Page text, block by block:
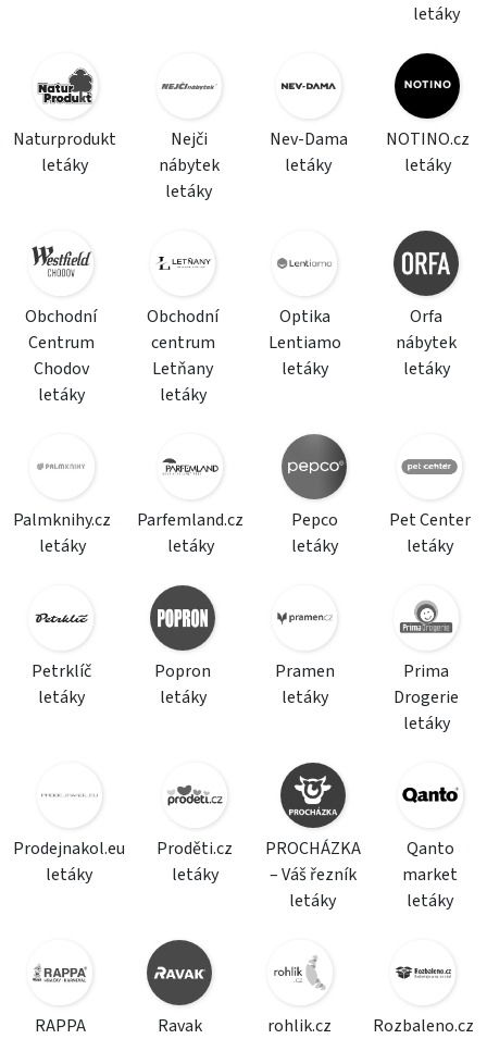
letáky
Naturprodukt
letáky
Nejči
nábytek
letáky
Nev-Dama
letáky
NOTINO.cz
letáky
Obchodní
Centrum
Chodov
letáky
Obchodní
centrum
Letňany
letáky
Optika
Lentiamo
letáky
Orfa
nábytek
letáky
Palmknihy.cz
letáky
Parfemland.cz
letáky
Pepco
letáky
Pet Center
letáky
Petrklíč
letáky
Popron
letáky
Pramen
letáky
Prima
Drogerie
letáky
Prodejnakol.eu
letáky
Proděti.cz
letáky
PROCHÁZKA
– Váš řezník
letáky
Qanto
market
letáky
RAPPA
Ravak
rohlik.cz
Rozbaleno.cz